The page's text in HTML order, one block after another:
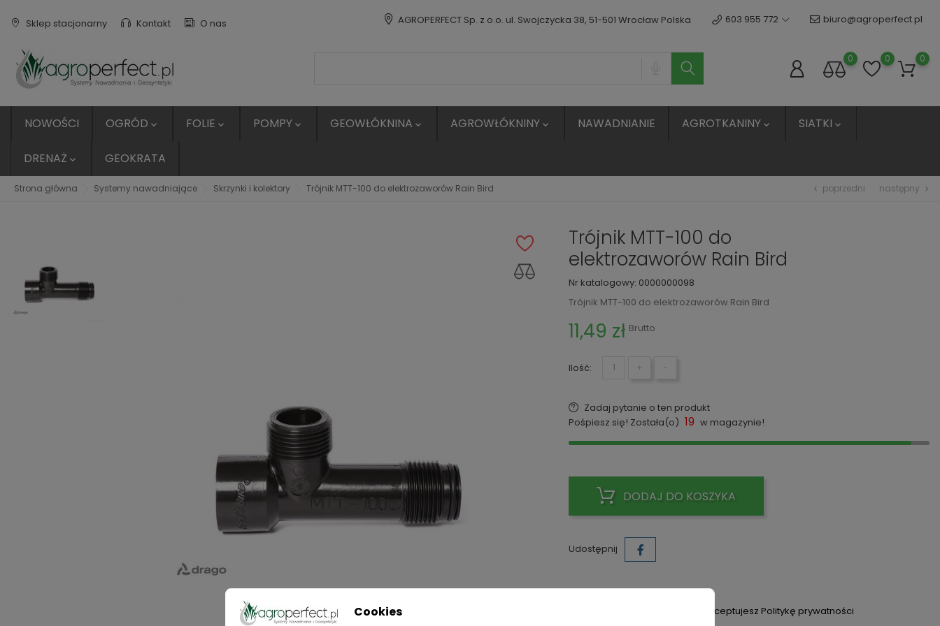
Sklep stacjonarny Kontakt O nas AGROPERFECT Sp. z o.o. ul. Swojczycka 38, 51-501 Wrocław Polska 603 955 772 biuro@agroperfect.pl
0 0 0
NOWOŚCI OGRÓD  FOLIE  POMPY  GEOWŁÓKNINA  AGROWŁÓKNINY  NAWADNIANIE AGROTKANINY  SIATKI 
DRENAŻ  GEOKRATA
Strona główna Systemy nawadniające Skrzynki i kolektory Trójnik MTT-100 do elektrozaworów Rain Bird chevron_left poprzedni następny chevron_right
Trójnik MTT-100 do
elektrozaworów Rain Bird
Nr katalogowy: 0000000098
Trójnik MTT-100 do elektrozaworów Rain Bird
11,49 zł Brutto
Ilość: + −
Zadaj pytanie o ten produkt
Pośpiesz się! Została(o) 19 w magazynie!
DODAJ DO KOSZYKA
Udostępnij
Składając zamówienie akceptujesz Politykę prywatności
Cookies